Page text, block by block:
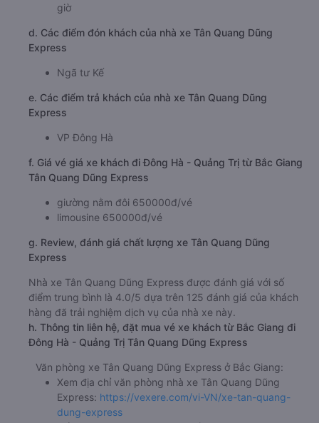
giờ
d. Các điểm đón khách của nhà xe Tân Quang Dũng
Express
Ngã tư Kế
e. Các điểm trả khách của nhà xe Tân Quang Dũng
Express
VP Đông Hà
f. Giá vé giá xe khách đi Đông Hà - Quảng Trị từ Bắc Giang
Tân Quang Dũng Express
giường nằm đôi 650000đ/vé
limousine 650000đ/vé
g. Review, đánh giá chất lượng xe Tân Quang Dũng
Express
Nhà xe Tân Quang Dũng Express được đánh giá với số
điểm trung bình là 4.0/5 dựa trên 125 đánh giá của khách
hàng đã trải nghiệm dịch vụ của nhà xe này.
h. Thông tin liên hệ, đặt mua vé xe khách từ Bắc Giang đi
Đông Hà - Quảng Trị Tân Quang Dũng Express
Văn phòng xe Tân Quang Dũng Express ở Bắc Giang:
Xem địa chỉ văn phòng nhà xe Tân Quang Dũng
Express: https://vexere.com/vi-VN/xe-tan-quang-
dung-express